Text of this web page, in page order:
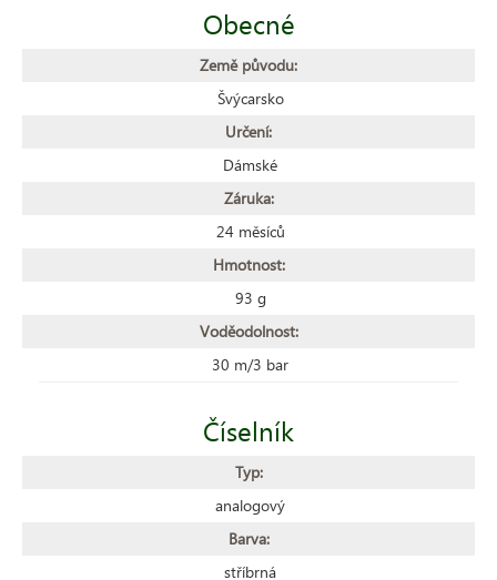
Obecné
Země původu:
Švýcarsko
Určení:
Dámské
Záruka:
24 měsíců
Hmotnost:
93 g
Voděodolnost:
30 m/3 bar
Číselník
Typ:
analogový
Barva:
stříbrná